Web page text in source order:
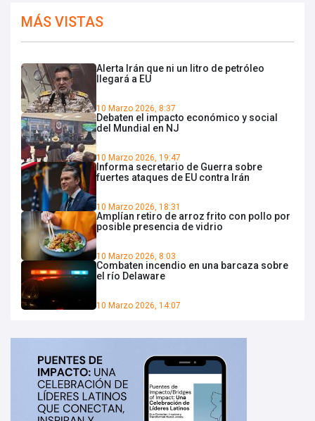
MÁS VISTAS
Alerta Irán que ni un litro de petróleo
llegará a EU
10 Marzo 2026, 8:37
Debaten el impacto económico y social
del Mundial en NJ
10 Marzo 2026, 19:47
Informa secretario de Guerra sobre
fuertes ataques de EU contra Irán
10 Marzo 2026, 18:31
Amplían retiro de arroz frito con pollo por
posible presencia de vidrio
10 Marzo 2026, 8:03
Combaten incendio en una barcaza sobre
el río Delaware
10 Marzo 2026, 14:07